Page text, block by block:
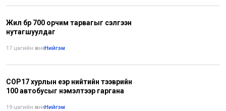
Жил бүр 700 орчим тарвагыг сэлгээн
нутагшуулдаг
17 цагийн өмнө•Нийгэм
СОР17 хурлын үеэр нийтийн тээврийн
100 автобусыг нэмэлтээр гаргана
19 цагийн өмнө•Нийгэм